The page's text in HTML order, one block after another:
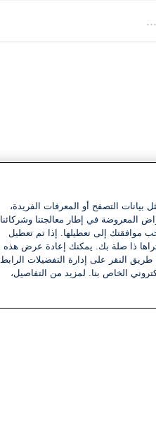
بيانات التصفح أو المعرفات الفريدة،
المعروضة في إطار معالجتنا وشركائنا
موافقتك إلى تعطيلها. إذا تم تعطيل
تراها ذا صلة بك. يمكنك إعادة عرض هذه
النقر على إدارة التفضيلات الرابط
الخاص بنا. لمزيد من التفاصيل،